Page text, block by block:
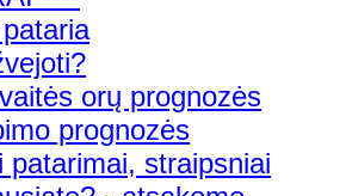
orų prognozės
prognozės
patarimai, straipsniai